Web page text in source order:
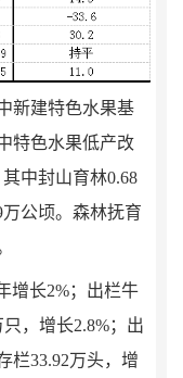
新建特色水果基
特色水果低产改
中封山育林0.68
万公顷。森林抚育
增长2%；出栏牛
只，增长2.8%；出
栏33.92万头， 增